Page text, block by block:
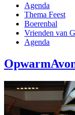
Agenda
Thema Feest
Boerenbal
Vrienden van
Agenda